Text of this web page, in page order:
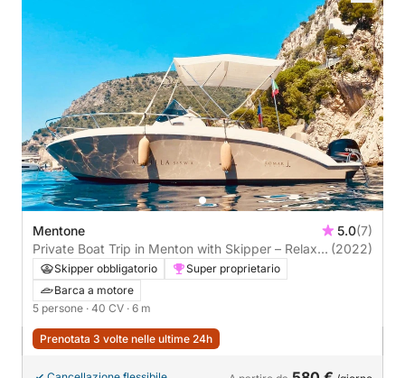
Mentone 5.0(7)
Private Boat Trip in Menton with Skipper – Relax &
Prosecco Included
(2022)
Skipper obbligatorio
Super proprietario
Barca a motore
5 persone · 40 CV · 6 m
Prenotata 3 volte nelle ultime 24h